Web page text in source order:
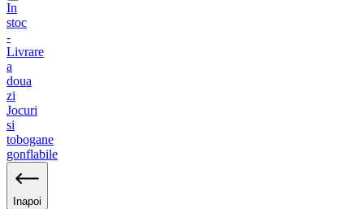
In
stoc
-
Livrare
a
doua
zi
Jocuri
si
tobogane
gonflabile
Inapoi